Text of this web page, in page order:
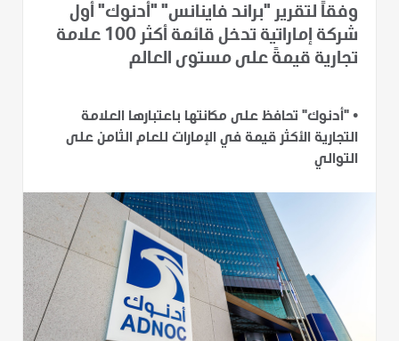
وفقاً لتقرير "براند فاينانس" "أدنوك" أول
شركة إماراتية تدخل قائمة أكثر 100 علامة
تجارية قيمةً على مستوى العالم
• "أدنوك" تحافظ على مكانتها باعتبارها العلامة
التجارية الأكثر قيمة في الإمارات للعام الثامن على
التوالي